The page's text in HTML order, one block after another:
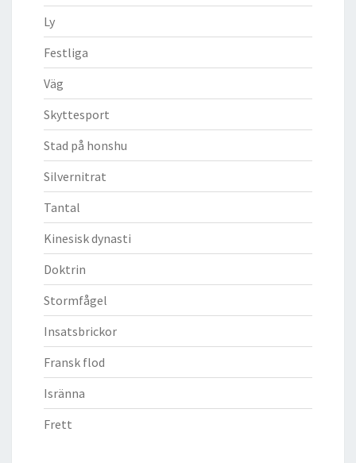
Ly
Festliga
Väg
Skyttesport
Stad på honshu
Silvernitrat
Tantal
Kinesisk dynasti
Doktrin
Stormfågel
Insatsbrickor
Fransk flod
Isränna
Frett